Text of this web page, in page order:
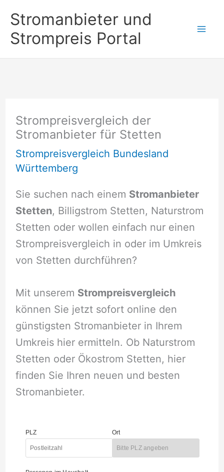
Inhalt
springen
Stromanbieter und
Strompreis Portal
Strompreisvergleich der
Stromanbieter für Stetten
Strompreisvergleich Bundesland
Württemberg
Sie suchen nach einem Stromanbieter
Stetten, Billigstrom Stetten, Naturstrom
Stetten oder wollen einfach nur einen
Strompreisvergleich in oder im Umkreis
von Stetten durchführen?
Mit unserem Strompreisvergleich
können Sie jetzt sofort online den
günstigsten Stromanbieter in Ihrem
Umkreis hier ermitteln. Ob Naturstrom
Stetten oder Ökostrom Stetten, hier
finden Sie Ihren neuen und besten
Stromanbieter.